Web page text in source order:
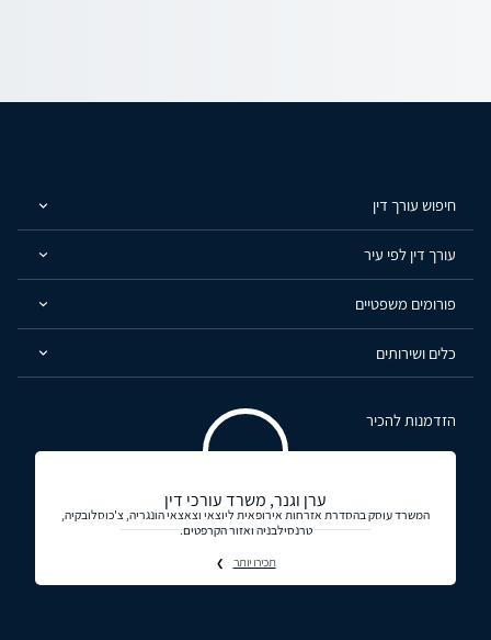
חיפוש עורך דין
עורך דין לפי עיר
פורומים משפטיים
כלים ושירותים
הזדמנות להכיר
ערן וגנר, משרד עורכי דין
המשרד עוסק בהסדרת אזרחות אירופאית ליוצאי וצאצאי הונגריה, צ'כוסלובקיה,
טרנסילבניה ואזור הקרפטים.
תכירו יותר